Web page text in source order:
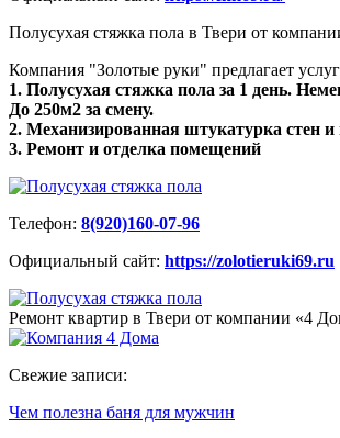
Полусухая стяжка пола в Твери от
Компания "Золотые руки" предлагает
1. Полусухая стяжка пола за 1 день.
До 250м2 за смену.
2. Механизированная штукатурка стен и
3. Ремонт и отделка помещений
Телефон: 8(920)160-07-96
Официальный сайт: https://zolotieruki69.ru
Ремонт квартир в Твери от компании «4
Свежие записи:
Чем полезна баня для мужчин